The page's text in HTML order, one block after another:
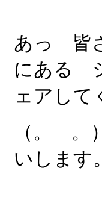
あっ 皆
にある
ェアして
（。 。
いします。